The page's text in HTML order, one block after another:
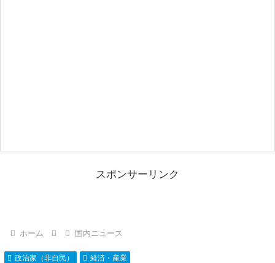
スポンサーリンク
ホーム 国内ニュース
政治家（非自民） 経済・産業